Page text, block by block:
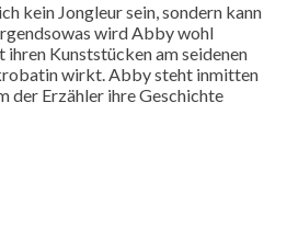
kein Jongleur sein, sondern kann
wird Abby wohl
ihren Kunststücken am seidenen
wirkt. Abby steht inmitten
der Erzähler ihre Geschichte